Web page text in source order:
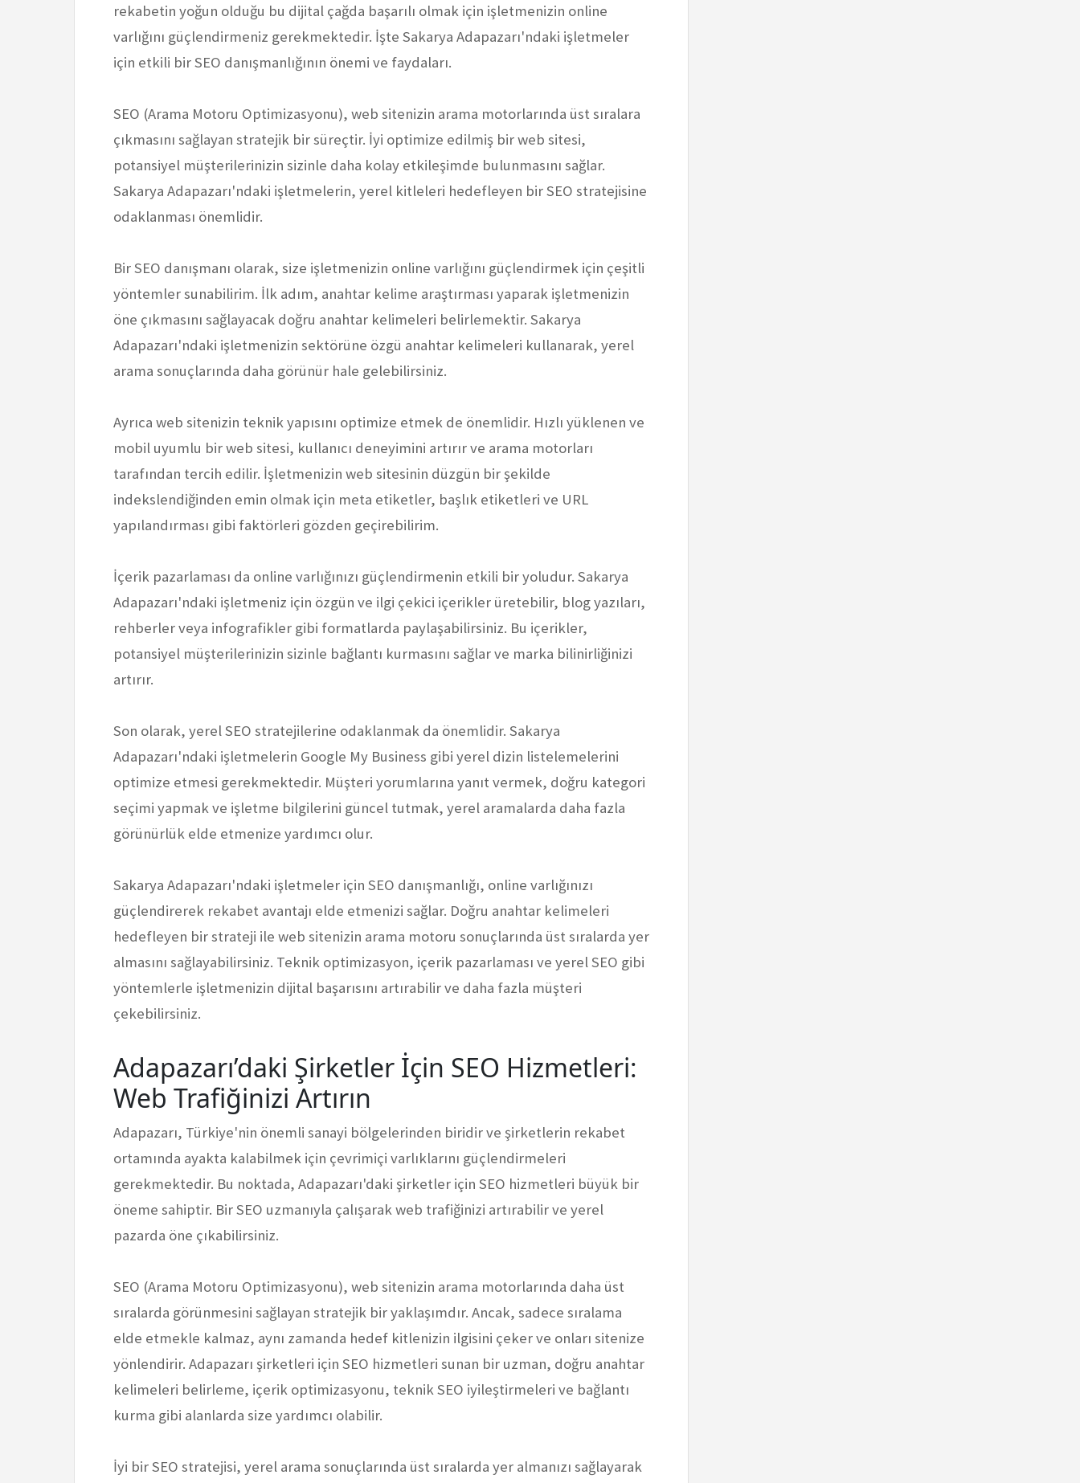
rekabetin yoğun olduğu bu dijital çağda başarılı olmak için işletmenizin online
varlığını güçlendirmeniz gerekmektedir. İşte Sakarya Adapazarı'ndaki işletmeler
için etkili bir SEO danışmanlığının önemi ve faydaları.
SEO (Arama Motoru Optimizasyonu), web sitenizin arama motorlarında üst sıralara
çıkmasını sağlayan stratejik bir süreçtir. İyi optimize edilmiş bir web sitesi,
potansiyel müşterilerinizin sizinle daha kolay etkileşimde bulunmasını sağlar.
Sakarya Adapazarı'ndaki işletmelerin, yerel kitleleri hedefleyen bir SEO stratejisine
odaklanması önemlidir.
Bir SEO danışmanı olarak, size işletmenizin online varlığını güçlendirmek için çeşitli
yöntemler sunabilirim. İlk adım, anahtar kelime araştırması yaparak işletmenizin
öne çıkmasını sağlayacak doğru anahtar kelimeleri belirlemektir. Sakarya
Adapazarı'ndaki işletmenizin sektörüne özgü anahtar kelimeleri kullanarak, yerel
arama sonuçlarında daha görünür hale gelebilirsiniz.
Ayrıca web sitenizin teknik yapısını optimize etmek de önemlidir. Hızlı yüklenen ve
mobil uyumlu bir web sitesi, kullanıcı deneyimini artırır ve arama motorları
tarafından tercih edilir. İşletmenizin web sitesinin düzgün bir şekilde
indekslendiğinden emin olmak için meta etiketler, başlık etiketleri ve URL
yapılandırması gibi faktörleri gözden geçirebilirim.
İçerik pazarlaması da online varlığınızı güçlendirmenin etkili bir yoludur. Sakarya
Adapazarı'ndaki işletmeniz için özgün ve ilgi çekici içerikler üretebilir, blog yazıları,
rehberler veya infografikler gibi formatlarda paylaşabilirsiniz. Bu içerikler,
potansiyel müşterilerinizin sizinle bağlantı kurmasını sağlar ve marka bilinirliğinizi
artırır.
Son olarak, yerel SEO stratejilerine odaklanmak da önemlidir. Sakarya
Adapazarı'ndaki işletmelerin Google My Business gibi yerel dizin listelemelerini
optimize etmesi gerekmektedir. Müşteri yorumlarına yanıt vermek, doğru kategori
seçimi yapmak ve işletme bilgilerini güncel tutmak, yerel aramalarda daha fazla
görünürlük elde etmenize yardımcı olur.
Sakarya Adapazarı'ndaki işletmeler için SEO danışmanlığı, online varlığınızı
güçlendirerek rekabet avantajı elde etmenizi sağlar. Doğru anahtar kelimeleri
hedefleyen bir strateji ile web sitenizin arama motoru sonuçlarında üst sıralarda yer
almasını sağlayabilirsiniz. Teknik optimizasyon, içerik pazarlaması ve yerel SEO gibi
yöntemlerle işletmenizin dijital başarısını artırabilir ve daha fazla müşteri
çekebilirsiniz.
Adapazarı’daki Şirketler İçin SEO Hizmetleri:
Web Trafiğinizi Artırın
Adapazarı, Türkiye'nin önemli sanayi bölgelerinden biridir ve şirketlerin rekabet
ortamında ayakta kalabilmek için çevrimiçi varlıklarını güçlendirmeleri
gerekmektedir. Bu noktada, Adapazarı'daki şirketler için SEO hizmetleri büyük bir
öneme sahiptir. Bir SEO uzmanıyla çalışarak web trafiğinizi artırabilir ve yerel
pazarda öne çıkabilirsiniz.
SEO (Arama Motoru Optimizasyonu), web sitenizin arama motorlarında daha üst
sıralarda görünmesini sağlayan stratejik bir yaklaşımdır. Ancak, sadece sıralama
elde etmekle kalmaz, aynı zamanda hedef kitlenizin ilgisini çeker ve onları sitenize
yönlendirir. Adapazarı şirketleri için SEO hizmetleri sunan bir uzman, doğru anahtar
kelimeleri belirleme, içerik optimizasyonu, teknik SEO iyileştirmeleri ve bağlantı
kurma gibi alanlarda size yardımcı olabilir.
İyi bir SEO stratejisi, yerel arama sonuçlarında üst sıralarda yer almanızı sağlayarak